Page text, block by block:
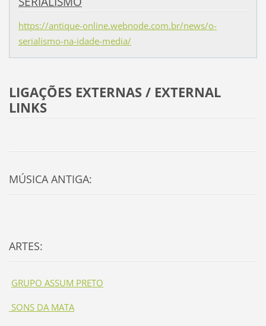
https://antique-online.webnode.com.br/news/o-
serialismo-na-idade-media/
LIGAÇÕES EXTERNAS / EXTERNAL
LINKS
MÚSICA ANTIGA:
ARTES:
GRUPO ASSUM PRETO
SONS DA MATA